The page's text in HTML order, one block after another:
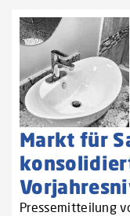
Markt für
Pressemitteilung